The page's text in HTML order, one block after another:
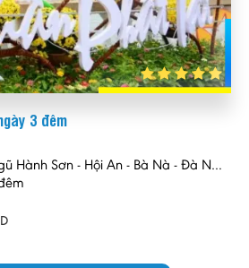
3 đêm
Hành Sơn - Hội An - Bà Nà - Đà Nẵng